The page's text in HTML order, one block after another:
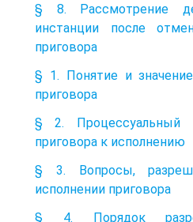
§ 8. Рассмотрение
инстанции после
приговора
§ 1. Понятие и
приговора
§ 2. Процессуальный
приговора к исполнению
§ 3. Вопросы,
исполнении приговора
§ 4. Порядок